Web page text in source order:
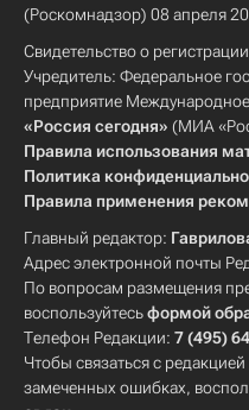
(Роскомнадзор) 08 апреля
Свидетельство о
Учредитель: Федеральное
предприятие
«Россия сегодня» (МИА
Правила использования
Политика
Правила применения
Главный редактор:
Адрес электронной почты
По вопросам размещения
воспользуйтесьформой
Телефон Редакции: 7 (495)
Чтобы связаться с
замеченных ошибках,